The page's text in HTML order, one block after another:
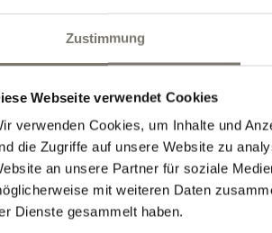
Zustimmung
Webseite verwendet Cookies
verwenden Cookies, um Inhalte und
die Zugriffe auf unsere Website zu
an unsere Partner für soziale
mit weiteren Daten
Dienste gesammelt haben.
stehen transparent
Marketing-Know-how in
im Fokus,
Hotel Marketing
AUTOMATION,
NEWSLETTER sowie
GUTSCHEINE.